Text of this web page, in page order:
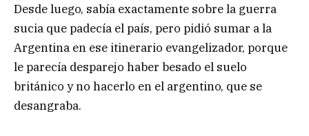
Desde luego, sabía exactamente sobre la guerra
sucia que padecía el país, pero pidió sumar a la
Argentina en ese itinerario evangelizador, porque
le parecía desparejo haber besado el suelo
británico y no hacerlo en el argentino, que se
desangraba.